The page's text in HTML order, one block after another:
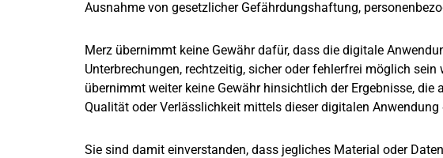
Ausnahme von gesetzlicher Gefährdungshaftung,
Merz übernimmt keine Gewähr dafür, dass die digitale
Unterbrechungen, rechtzeitig, sicher oder fehlerfrei möglich
übernimmt weiter keine Gewähr hinsichtlich der Ergebnisse,
Qualität oder Verlässlichkeit mittels dieser digitalen
Sie sind damit einverstanden, dass jegliches Material oder